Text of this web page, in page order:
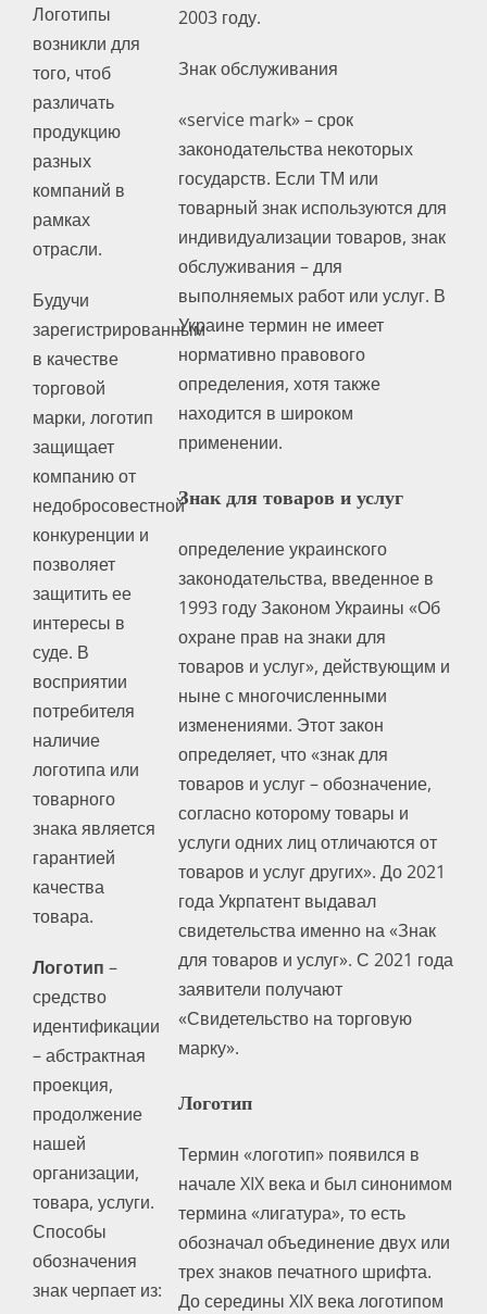
Логотипы
возникли для
того, чтоб
различать
продукцию
разных
компаний в
рамках
отрасли.
Будучи
зарегистрированным
в качестве
торговой
марки, логотип
защищает
компанию от
недобросовестной
конкуренции и
позволяет
защитить ее
интересы в
суде. В
восприятии
потребителя
наличие
логотипа или
товарного
знака является
гарантией
качества
товара.
Логотип –
средство
идентификации
– абстрактная
проекция,
продолжение
нашей
организации,
товара, услуги.
Способы
обозначения
знак черпает из:
2003 году.
Знак обслуживания
«service mark» – срок
законодательства некоторых
государств. Если ТМ или
товарный знак используются для
индивидуализации товаров, знак
обслуживания – для
выполняемых работ или услуг. В
Украине термин не имеет
нормативно правового
определения, хотя также
находится в широком
применении.
Знак для товаров и услуг
определение украинского
законодательства, введенное в
1993 году Законом Украины «Об
охране прав на знаки для
товаров и услуг», действующим и
ныне с многочисленными
изменениями. Этот закон
определяет, что «знак для
товаров и услуг – обозначение,
согласно которому товары и
услуги одних лиц отличаются от
товаров и услуг других». До 2021
года Укрпатент выдавал
свидетельства именно на «Знак
для товаров и услуг». С 2021 года
заявители получают
«Свидетельство на торговую
марку».
Логотип
Термин «логотип» появился в
начале XIX века и был синонимом
термина «лигатура», то есть
обозначал объединение двух или
трех знаков печатного шрифта.
До середины XIX века логотипом